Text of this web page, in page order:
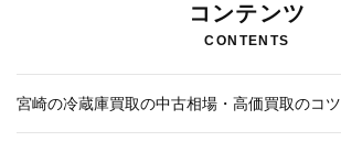
コンテンツ
CONTENTS
宮崎の冷蔵庫買取の中古相場・高価買取のコツ